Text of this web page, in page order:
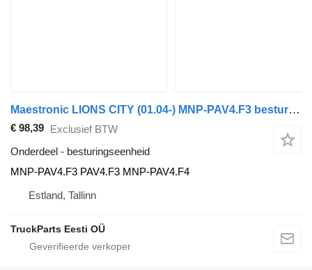
Maestronic LIONS CITY (01.04-) MNP-PAV4.F3 besturingseenheid voor MAN bus
€ 98,39 Exclusief BTW
Onderdeel - besturingseenheid
MNP-PAV4.F3 PAV4.F3 MNP-PAV4.F4
Estland, Tallinn
TruckParts Eesti OÜ